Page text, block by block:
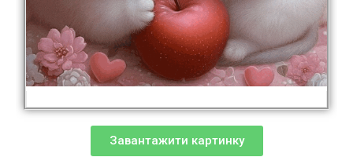
Завантажити картинку